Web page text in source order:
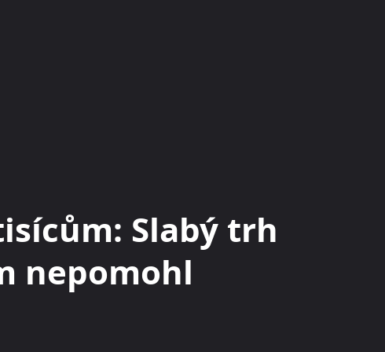
Slabý trh
nepomohl